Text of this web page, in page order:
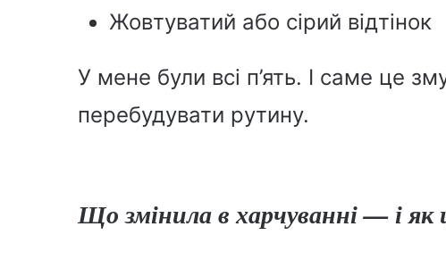
Жовтуватий або сірий відтінок
У мене були всі п’ять. І саме це
перебудувати рутину.
Що змінила в харчуванні — і як